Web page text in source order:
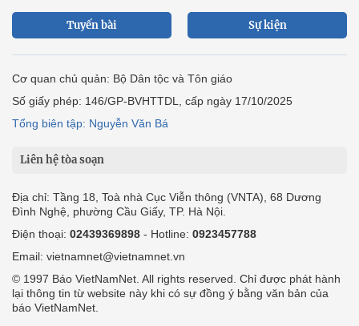
Tuyến bài Sự kiện
Cơ quan chủ quản: Bộ Dân tộc và Tôn giáo
Số giấy phép: 146/GP-BVHTTDL, cấp ngày 17/10/2025
Tổng biên tập: Nguyễn Văn Bá
Liên hệ tòa soạn
Địa chỉ: Tầng 18, Toà nhà Cục Viễn thông (VNTA), 68 Dương
Đình Nghệ, phường Cầu Giấy, TP. Hà Nội.
Điện thoại: 02439369898 - Hotline: 0923457788
Email: vietnamnet@vietnamnet.vn
© 1997 Báo VietNamNet. All rights reserved. Chỉ được phát hành
lại thông tin từ website này khi có sự đồng ý bằng văn bản của
báo VietNamNet.